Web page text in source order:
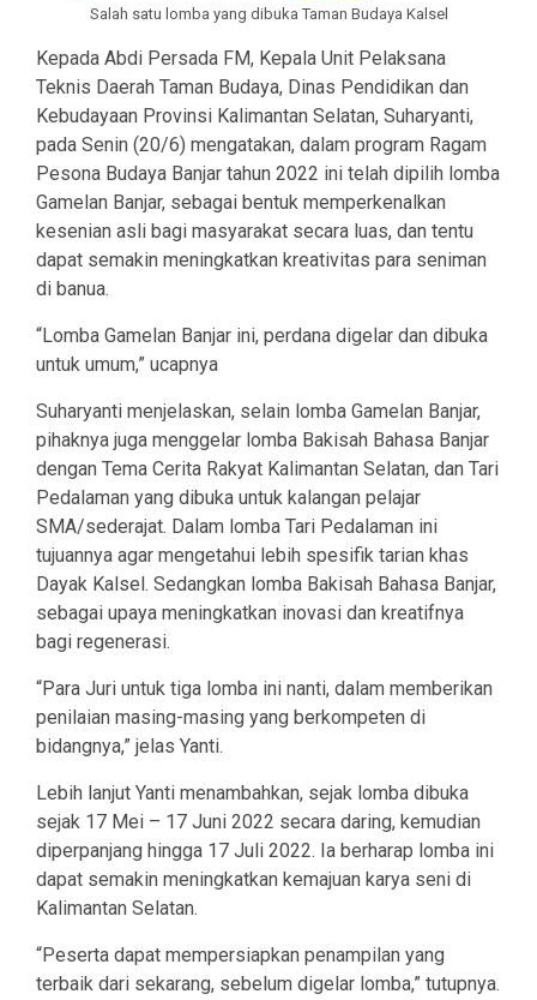
Salah satu lomba yang dibuka Taman Budaya Kalsel
Kepada Abdi Persada FM, Kepala Unit Pelaksana
Teknis Daerah Taman Budaya, Dinas Pendidikan dan
Kebudayaan Provinsi Kalimantan Selatan, Suharyanti,
pada Senin (20/6) mengatakan, dalam program Ragam
Pesona Budaya Banjar tahun 2022 ini telah dipilih lomba
Gamelan Banjar, sebagai bentuk memperkenalkan
kesenian asli bagi masyarakat secara luas, dan tentu
dapat semakin meningkatkan kreativitas para seniman
di banua.
“Lomba Gamelan Banjar ini, perdana digelar dan dibuka
untuk umum,” ucapnya
Suharyanti menjelaskan, selain lomba Gamelan Banjar,
pihaknya juga menggelar lomba Bakisah Bahasa Banjar
dengan Tema Cerita Rakyat Kalimantan Selatan, dan Tari
Pedalaman yang dibuka untuk kalangan pelajar
SMA/sederajat. Dalam lomba Tari Pedalaman ini
tujuannya agar mengetahui lebih spesifik tarian khas
Dayak Kalsel. Sedangkan lomba Bakisah Bahasa Banjar,
sebagai upaya meningkatkan inovasi dan kreatifnya
bagi regenerasi.
“Para Juri untuk tiga lomba ini nanti, dalam memberikan
penilaian masing-masing yang berkompeten di
bidangnya,” jelas Yanti.
Lebih lanjut Yanti menambahkan, sejak lomba dibuka
sejak 17 Mei – 17 Juni 2022 secara daring, kemudian
diperpanjang hingga 17 Juli 2022. Ia berharap lomba ini
dapat semakin meningkatkan kemajuan karya seni di
Kalimantan Selatan.
“Peserta dapat mempersiapkan penampilan yang
terbaik dari sekarang, sebelum digelar lomba,” tutupnya.